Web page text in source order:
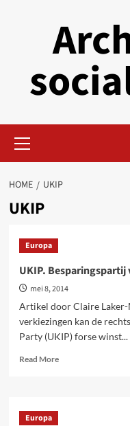
Menu
HOME UKIP
UKIP
Europa
UKIP.
mei 8, 2014
Artikel door Claire Laker-
verkiezingen kan de
Party (UKIP) forse winst...
Read MoreRead
Besparingspartij
Europa